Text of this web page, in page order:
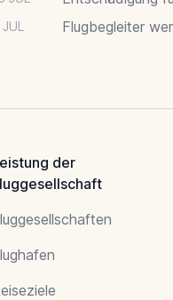
Flugbegleiter
der